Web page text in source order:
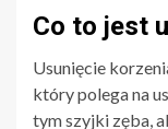
Co to jest
Usunięcie
który polega na
tym szyjki zęba,